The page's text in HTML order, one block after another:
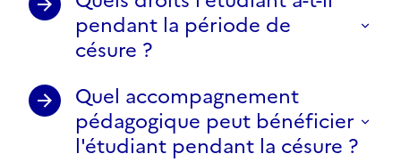
pendant la période de
césure ?
Quel accompagnement
pédagogique peut bénéficier
l'étudiant pendant la césure ?